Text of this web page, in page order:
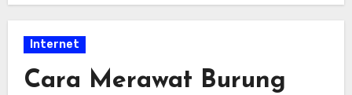
Internet
Cara Merawat Burung